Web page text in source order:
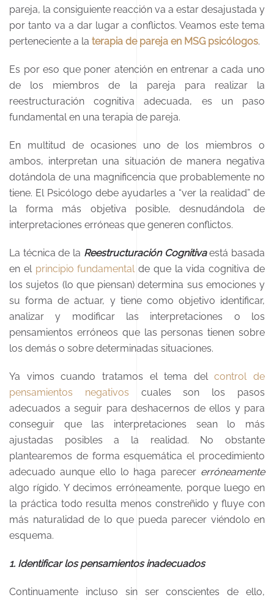
pareja, la consiguiente reacción va a estar desajustada y
por tanto va a dar lugar a conflictos. Veamos este tema
perteneciente a la terapia de pareja en MSG psicólogos.
Es por eso que poner atención en entrenar a cada uno
de los miembros de la pareja para realizar la
reestructuración cognitiva adecuada, es un paso
fundamental en una terapia de pareja.
En multitud de ocasiones uno de los miembros o
ambos, interpretan una situación de manera negativa
dotándola de una magnificencia que probablemente no
tiene. El Psicólogo debe ayudarles a “ver la realidad” de
la forma más objetiva posible, desnudándola de
interpretaciones erróneas que generen conflictos.
La técnica de la Reestructuración Cognitiva está basada
en el principio fundamentalde que la vida cognitiva de
los sujetos (lo que piensan) determina sus emociones y
su forma de actuar, y tiene como objetivo identificar,
analizar y modificar las interpretaciones o los
pensamientos erróneos que las personas tienen sobre
los demás o sobre determinadas situaciones.
Ya vimos cuando tratamos el tema delcontrol de
pensamientos negativos cuales son los pasos
adecuados a seguir para deshacernos de ellos y para
conseguir que las interpretaciones sean lo más
ajustadas posibles a la realidad. No obstante
plantearemos de forma esquemática el procedimiento
adecuado aunque ello lo haga parecer erróneamente
algo rígido. Y decimos erróneamente, porque luego en
la práctica todo resulta menos constreñido y fluye con
más naturalidad de lo que pueda parecer viéndolo en
esquema.
1. Identificar los pensamientos inadecuados
Continuamente incluso sin ser conscientes de ello,